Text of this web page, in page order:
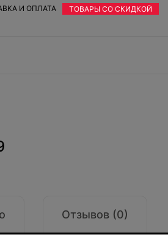
И ОПЛАТА ТОВАРЫ СО СКИДКОЙ
Отзывов (0)